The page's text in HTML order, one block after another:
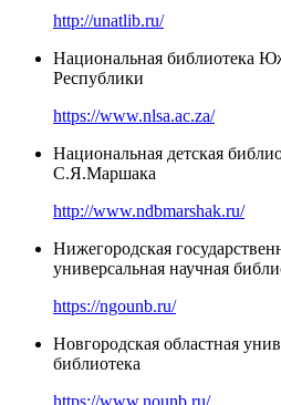
http://unatlib.ru/
Национальная библиотека
Республики
https://www.nlsa.ac.za/
Национальная детская
С.Я.Маршака
http://www.ndbmarshak.ru/
Нижегородская
универсальная научная
https://ngounb.ru/
Новгородская областная
библиотека
https://www.nounb.ru/